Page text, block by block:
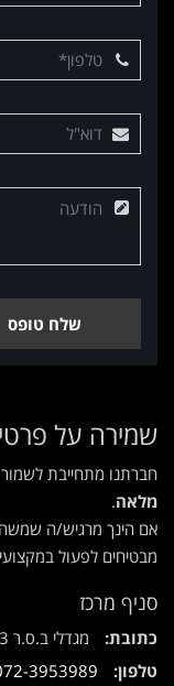
שלח טופס
שמירה על
חברתנו מתחייבת
מלאה.
אם הינך מרגיש/ה
מבטיחים לפעול
סניף מרכז
כתובת:
מגדלי ב.ס.ר 3, מצדה 9 בני ברק
טלפון:
3953989